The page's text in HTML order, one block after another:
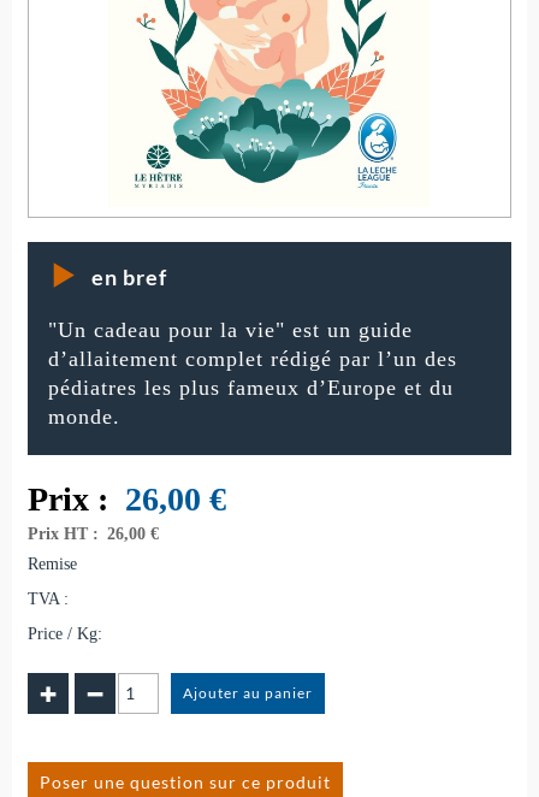
en bref
"Un cadeau pour la vie" est un guide
d’allaitement complet rédigé par l’un des
pédiatres les plus fameux d’Europe et du
monde.
Prix : 26,00 €
Prix HT : 26,00 €
Remise
TVA :
Price / Kg:
Poser une question sur ce produit